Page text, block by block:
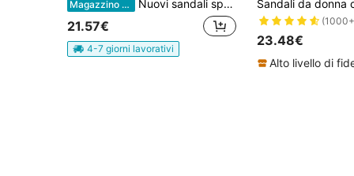
Magazzino EU Nuovi sandali sportivi classici in bianco e nero con suola spessa, adatti per uso quotidiano, vacanze, scuola, festività, scarpe da mamma, Mondiali
21.57€
4-7 giorni lavorativi
23.48€